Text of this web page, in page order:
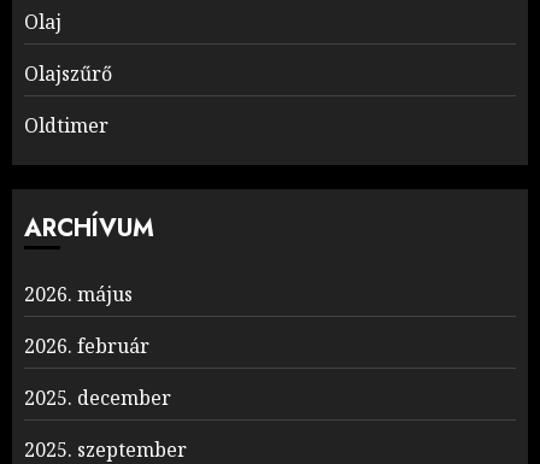
Olaj
Olajszűrő
Oldtimer
ARCHÍVUM
2026. május
2026. február
2025. december
2025. szeptember